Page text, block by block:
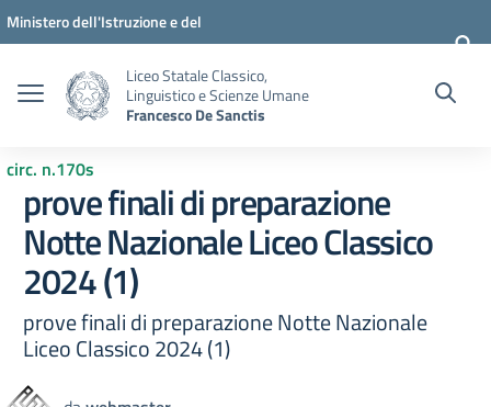
Vai ai contenuti
Vai al menu di navigazione
Vai al footer
Ministero dell'Istruzione e del
Liceo Statale Classico,
Linguistico e Scienze Umane
Francesco De Sanctis
circ. n.170s
prove finali di preparazione
Notte Nazionale Liceo Classico
2024 (1)
prove finali di preparazione Notte Nazionale
Liceo Classico 2024 (1)